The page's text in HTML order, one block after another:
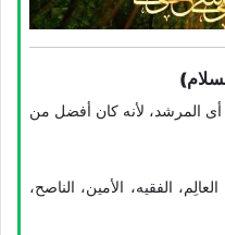
أی المرشد، لأنه کان أفضل من
الفقیه، الأمین، الناصح،